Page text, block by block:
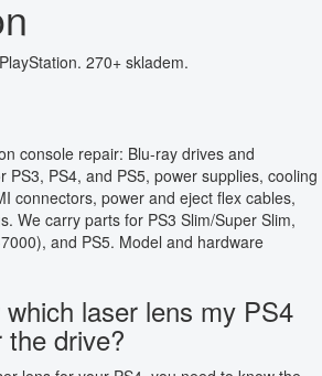
270+ skladem.
console repair: Blu-ray drives and
PS3, PS4, and PS5, power supplies, cooling
connectors, power and eject flex cables,
We carry parts for PS3 Slim/Super Slim,
and PS5. Model and hardware
laser lens my PS4
the drive?